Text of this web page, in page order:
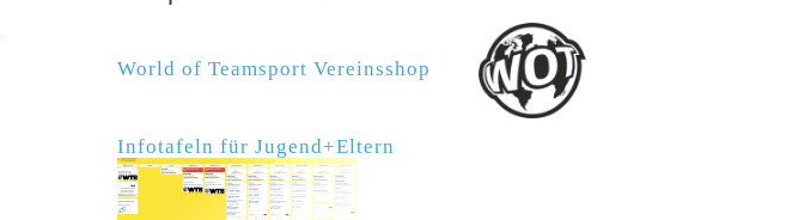
World of Teamsport Vereinsshop
Infotafeln für Jugend+Eltern